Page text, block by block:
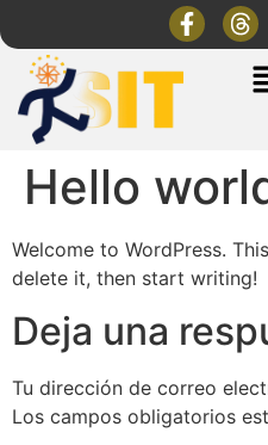
Hello
Welcome to WordPress.
delete it, then start writing!
Deja una
Tu dirección de correo
Los campos obligatorios